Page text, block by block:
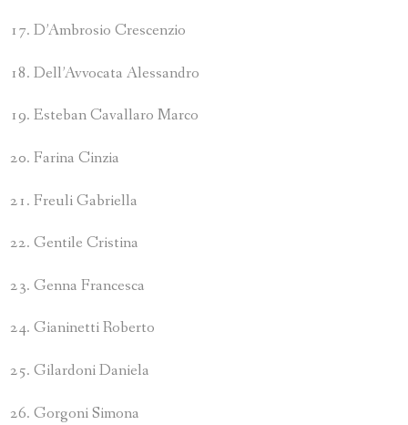
D’Ambrosio Crescenzio
Dell’Avvocata Alessandro
Esteban Cavallaro Marco
Farina Cinzia
Freuli Gabriella
Gentile Cristina
Genna Francesca
Gianinetti Roberto
Gilardoni Daniela
Gorgoni Simona